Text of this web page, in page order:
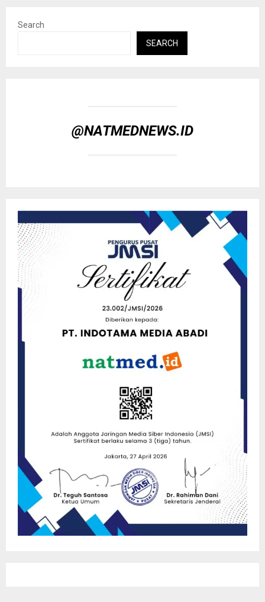
Search
SEARCH
@NATMEDNEWS.ID